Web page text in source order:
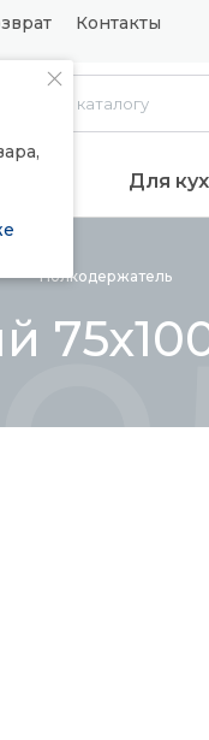
Контакты
Для
Полкодержатель